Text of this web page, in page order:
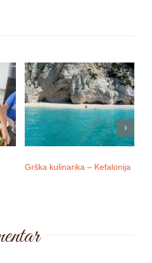
Grška kulinarika – Kefalonija